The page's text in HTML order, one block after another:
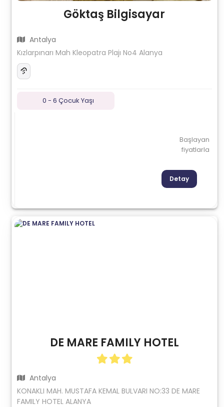
Göktaş Bilgisayar
Antalya
Kızlarpınarı Mah Kleopatra Plajı No4 Alanya
0 - 6 Çocuk Yaşı
Başlayan
fiyatlarla
Detay
DE MARE FAMILY HOTEL
Antalya
KONAKLI MAH. MUSTAFA KEMAL BULVARI NO:33 DE MARE
FAMILY HOTEL ALANYA